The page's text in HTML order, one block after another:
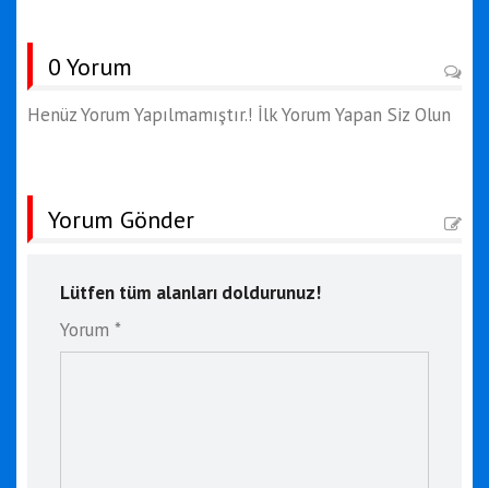
0 Yorum
Henüz Yorum Yapılmamıştır.! İlk Yorum Yapan Siz Olun
Yorum Gönder
Lütfen tüm alanları doldurunuz!
Yorum *